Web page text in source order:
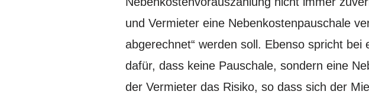
und Vermieter eine Nebenkostenpauschale
abgerechnet“ werden soll. Ebenso spricht bei
dafür, dass keine Pauschale, sondern eine
der Vermieter das Risiko, so dass sich der